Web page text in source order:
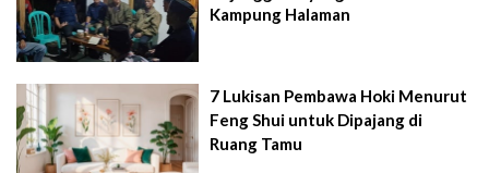
Kampung Halaman
7 Lukisan Pembawa Hoki Menurut
Feng Shui untuk Dipajang di
Ruang Tamu